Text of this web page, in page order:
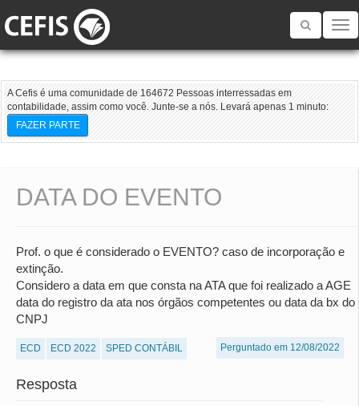
Toggle
A Cefis é uma comunidade de 164672 Pessoas interressadas em
contabilidade, assim como você. Junte-se a nós. Levará apenas 1 minuto:
FAZER PARTE
DATA DO EVENTO
Prof. o que é considerado o EVENTO? caso de incorporação e
extinção.
Considero a data em que consta na ATA que foi realizado a AGE
data do registro da ata nos órgãos competentes ou data da bx do
CNPJ
ECD ECD 2022 SPED CONTÁBIL Perguntado em 12/08/2022
Resposta